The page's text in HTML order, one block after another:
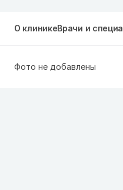
О клиникеВрачи и
Фото не добавлены